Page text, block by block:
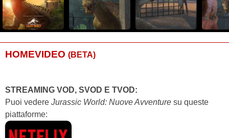
HOMEVIDEO (BETA)
STREAMING VOD, SVOD E TVOD:
Puoi vedere Jurassic World: Nuove Avventure su queste
piattaforme: